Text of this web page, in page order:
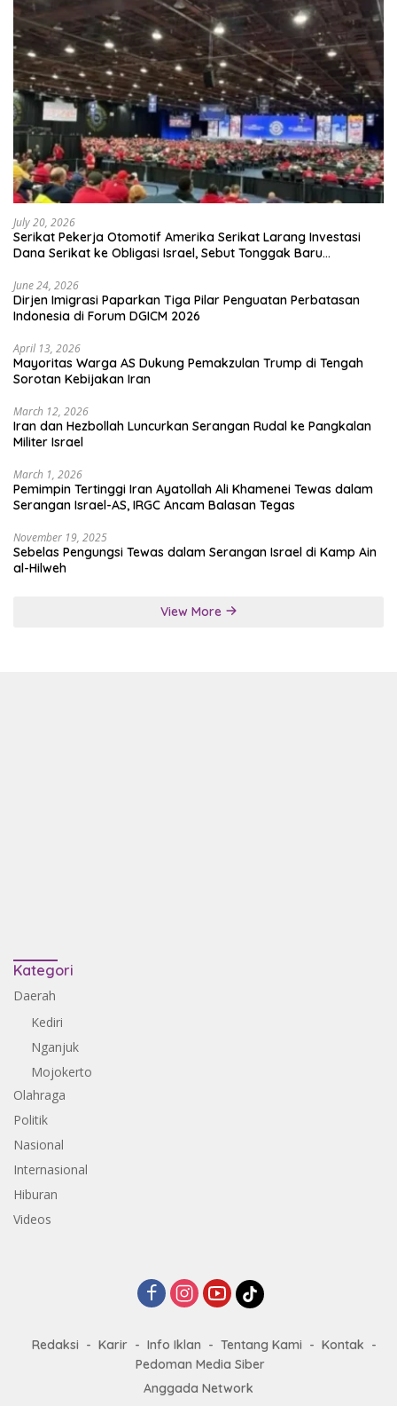
July 20, 2026
Serikat Pekerja Otomotif Amerika Serikat Larang Investasi
Dana Serikat ke Obligasi Israel, Sebut Tonggak Baru
June 24, 2026
Dirjen Imigrasi Paparkan Tiga Pilar Penguatan Perbatasan
Indonesia di Forum DGICM 2026
April 13, 2026
Mayoritas Warga AS Dukung Pemakzulan Trump di Tengah
Sorotan Kebijakan Iran
March 12, 2026
Iran dan Hezbollah Luncurkan Serangan Rudal ke Pangkalan
Militer Israel
March 1, 2026
Pemimpin Tertinggi Iran Ayatollah Ali Khamenei Tewas dalam
Serangan Israel-AS, IRGC Ancam Balasan Tegas
November 19, 2025
Sebelas Pengungsi Tewas dalam Serangan Israel di Kamp Ain
al-Hilweh
View More
Kategori
Daerah
Kediri
Nganjuk
Mojokerto
Olahraga
Politik
Nasional
Internasional
Hiburan
Videos
Redaksi Karir Info Iklan Tentang Kami
Kontak
Pedoman Media Siber
Anggada Network